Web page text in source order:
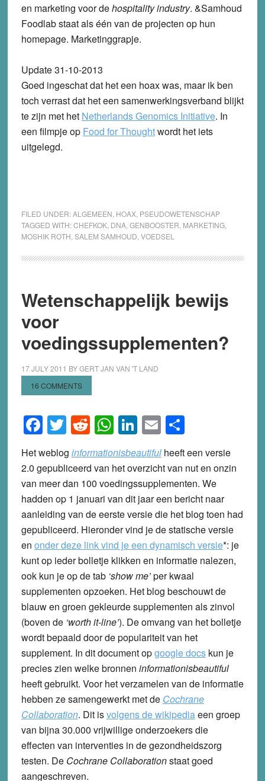
en marketing voor dehospitality industry. &Samhoud
Foodlab staat als één van de projecten op hun
homepage. Marketinggrapje.
Update 31-10-2013
Goed ingeschat dat het een hoax was, maar ik ben
toch verrast dat het een samenwerkingsverband blijkt
te zijn met het Netherlands Genomics Initiative. In
een filmpje op Food for Thoughtwordt het iets
uitgelegd.
FILED UNDER:ALGEMEEN HOAX, PSEUDOWETENSCHAP
TAGGED WITH:CHEFKOK, DNA, GENBOOSTER MARKETING,
MOSHIK ROTH SALEM SAMHOUD VOEDSEL
Wetenschappelijk bewijs
voor
voedingssupplementen?
17 JULY 2011 BYGERT JAN VAN 'T LAND
16 COMMENTS
Facebook
Twitter
Reddit
WhatsApp
LinkedIn
EmailShare
Het weblog informationisbeautiful heeft een versie
2.0 gepubliceerd van het overzicht van nut en onzin
van meer dan 100 voedingssupplementen. We
hadden op 1 januari van dit jaar een bericht naar
aanleiding van de eerste versie die het blog toen had
gepubliceerd. Hieronder vind je de statische versie
en onder deze link vind je een dynamisch versie*: je
kunt op ieder bolletje klikken en informatie nalezen,
ook kun je op de tab ‘show me’per kwaal
supplementen opzoeken. Het blog beschouwt de
blauw en groen gekleurde supplementen als zinvol
(boven de ‘worth it-line’). De omvang van het bolletje
wordt bepaald door de populariteit van het
supplement. In dit document opgoogle docskun je
precies zien welke bronnen informationisbeautiful
heeft gebruikt. Voor het verzamelen van de informatie
hebben ze samengewerkt met de Cochrane
Collaboration. Dit isvolgens de wikipediaeen groep
van bijna 30.000 vrijwillige onderzoekers die
effecten van interventies in de gezondheidszorg
testen. De Cochrane Collaborationstaat goed
aangeschreven.